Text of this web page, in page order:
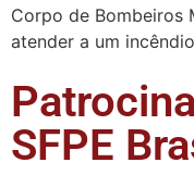
Corpo de Bombeiros
atender a um
SFPE